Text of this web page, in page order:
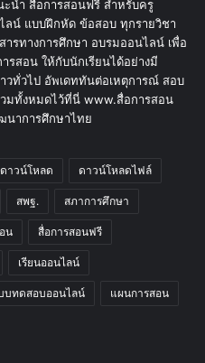
นำ สื่อการสอนฟรี สำหรับครู
ลน์ แบบฝึกหัด ข้อสอบ ทุกรายวิชา
ารทางการศึกษา อบรมออนไลน์ เพื่อ
รสอน ให้กับนักเรียนได้อย่างมี
ทั่วไป อัพเดททันต่อเหตุการณ์ สอบ
มทั้งหมดไว้ที่นี่ www.สื่อการสอน
นาการศึกษาไทย
ดาวน์โหลด ดาวน์โหลดไฟล์
สพฐ. สภาการศึกษา
น สื่อการสอนฟรี
เรียนออนไลน์
บทดสอบออนไลน์ แผนการสอน